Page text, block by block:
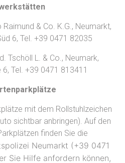
& Co. K.G., Neumarkt,
6, Tel. +39 0471 82035
Tschöll L. & Co., Neumark,
Tel. +39 0471 813411
mit dem Rollstuhlzeichen
sichtbar anbringen). Auf den
finden Sie die
Neumarkt (+39 0471
Sie Hilfe anfordern können,